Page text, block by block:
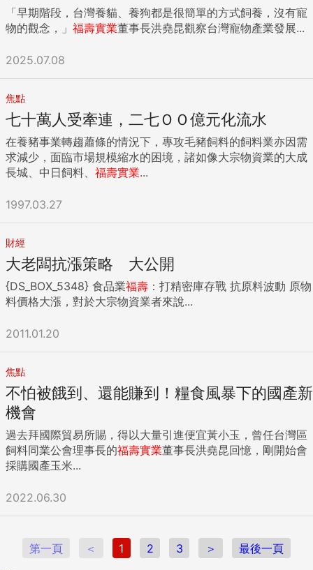
「早期階段，台灣養貓、養狗都是很簡單的方式飼養，沒有寵
物的觀念，」 福壽實業董事長洪堯昆觀察台灣寵物產業發展...
2025.07.08
焦點
七十萬人受牽連，二七ＯＯ億元化流水
在養豬事業轉趨蕭條的情況下，專攻毛豬飼料的飼料業亦因需
求減少，面臨市場規模縮水的困境，諸如像大宗物資業的大成
長城、中日飼料、 福壽實業...
1997.03.27
財經
大老闆抗漲策略 大公開
{DS_BOX_5348} 食品業福壽 ：打精密庫存戰 抗原料波動 原物
料價格大漲，對於大宗物資業者來說...
2011.01.20
焦點
不怕被餓到、還能賺到！糧食風暴下的國產新
機會
過去拜國際貿易所賜，得以大量引進便宜黃小玉，曾任台灣區
飼料同業公會理事長的福壽實業董事長洪堯昆回憶，剛開始會
採購國產玉米...
2022.06.30
第一頁 ＜ 1 2 3 ＞ 最後一頁